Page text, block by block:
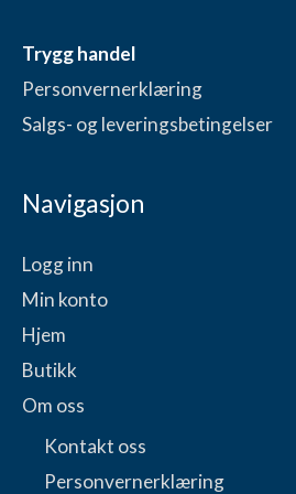
Trygg handel
Personvernerklæring
Salgs- og leveringsbetingelser
Navigasjon
Logg inn
Min konto
Hjem
Butikk
Om oss
Kontakt oss
Personvernerklæring